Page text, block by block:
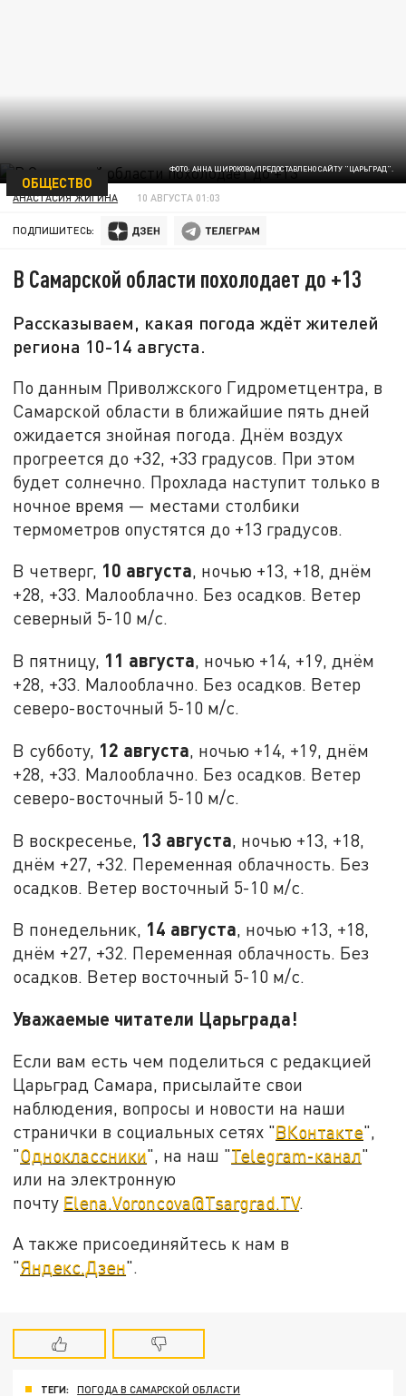
ФОТО: АННА ШИРОКОВА/ПРЕДОСТАВЛЕНО САЙТУ "ЦАРЬГРАД".
ОБЩЕСТВО
АНАСТАСИЯ ЖИГИНА 10 АВГУСТА 01:03
ПОДПИШИТЕСЬ:
В Самарской области похолодает до +13
Рассказываем, какая погода ждёт жителей
региона 10-14 августа.
По данным Приволжского Гидрометцентра, в
Самарской области в ближайшие пять дней
ожидается знойная погода. Днём воздух
прогреется до +32, +33 градусов. При этом
будет солнечно. Прохлада наступит только в
ночное время — местами столбики
термометров опустятся до +13 градусов.
В четверг, 10 августа, ночью +13, +18, днём
+28, +33. Малооблачно. Без осадков. Ветер
северный 5-10 м/с.
В пятницу, 11 августа, ночью +14, +19, днём
+28, +33. Малооблачно. Без осадков. Ветер
северо-восточный 5-10 м/с.
В субботу, 12 августа, ночью +14, +19, днём
+28, +33. Малооблачно. Без осадков. Ветер
северо-восточный 5-10 м/с.
В воскресенье, 13 августа , ночью +13, +18,
днём +27, +32. Переменная облачность. Без
осадков. Ветер восточный 5-10 м/с.
В понедельник, 14 августа, ночью +13, +18,
днём +27, +32. Переменная облачность. Без
осадков. Ветер восточный 5-10 м/с.
Уважаемые читатели Царьграда!
Если вам есть чем поделиться с редакцией
Царьград Самара, присылайте свои
наблюдения, вопросы и новости на наши
странички в социальных сетях "ВКонтакте",
"Одноклассники", на наш "Telegram-канал"
или на электронную
почту Elena.Voroncova@Tsargrad.TV.
А также присоединяйтесь к нам в
"Яндекс.Дзен".
ТЕГИ: ПОГОДА В САМАРСКОЙ ОБЛАСТИ